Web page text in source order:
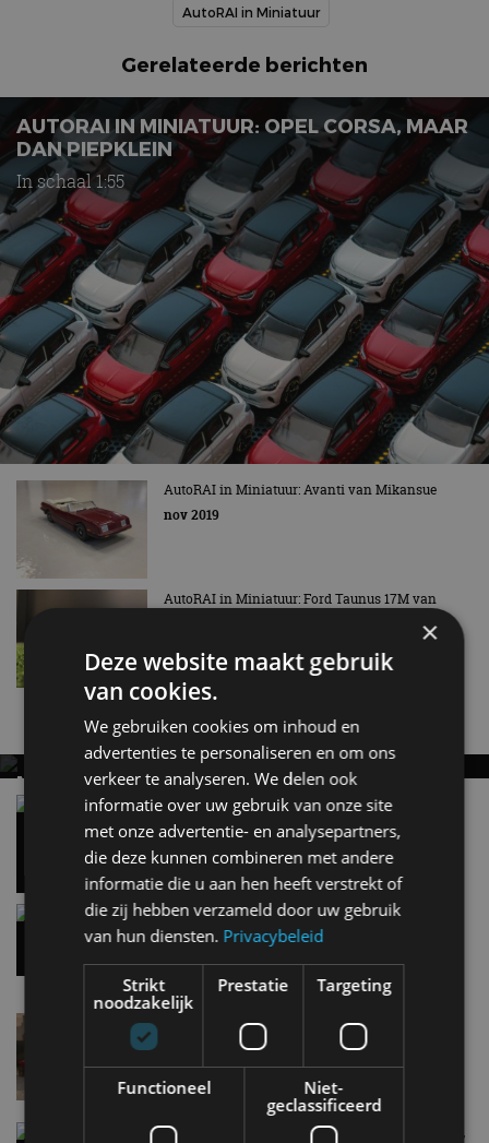
AutoRAI in Miniatuur
Gerelateerde berichten
AUTORAI IN MINIATUUR: OPEL CORSA, MAAR
DAN PIEPKLEIN
In schaal 1:55
AutoRAI in Miniatuur: Avanti van Mikansue
nov 2019
AutoRAI in Miniatuur: Ford Taunus 17M van
Nieuwste berichten
MET KORTING NAAR EV EXPERIENCE 2026?
AUTORAI REGELT HET!
EV Experience 2026 van 24 tot 26 september
Vergelijking: BMW iX3 vs Volvo EX60 – Welke
moet je hebben?
Gespot: een Chevrolet Corvette Z06
15:38
Lamborghini Revuelto eert 60 jaar Miura met
speciale editie
6 aug
Carbon fibre op je laadkabel: nergens voor nodig,
×
Deze website maakt gebruik
van cookies.
We gebruiken cookies om inhoud en
advertenties te personaliseren en om ons
verkeer te analyseren. We delen ook
informatie over uw gebruik van onze site
met onze advertentie- en analysepartners,
die deze kunnen combineren met andere
informatie die u aan hen heeft verstrekt of
die zij hebben verzameld door uw gebruik
van hun diensten. Privacybeleid
Strikt
noodzakelijk
Prestatie Targeting
Functioneel
Niet-
geclassificeerd